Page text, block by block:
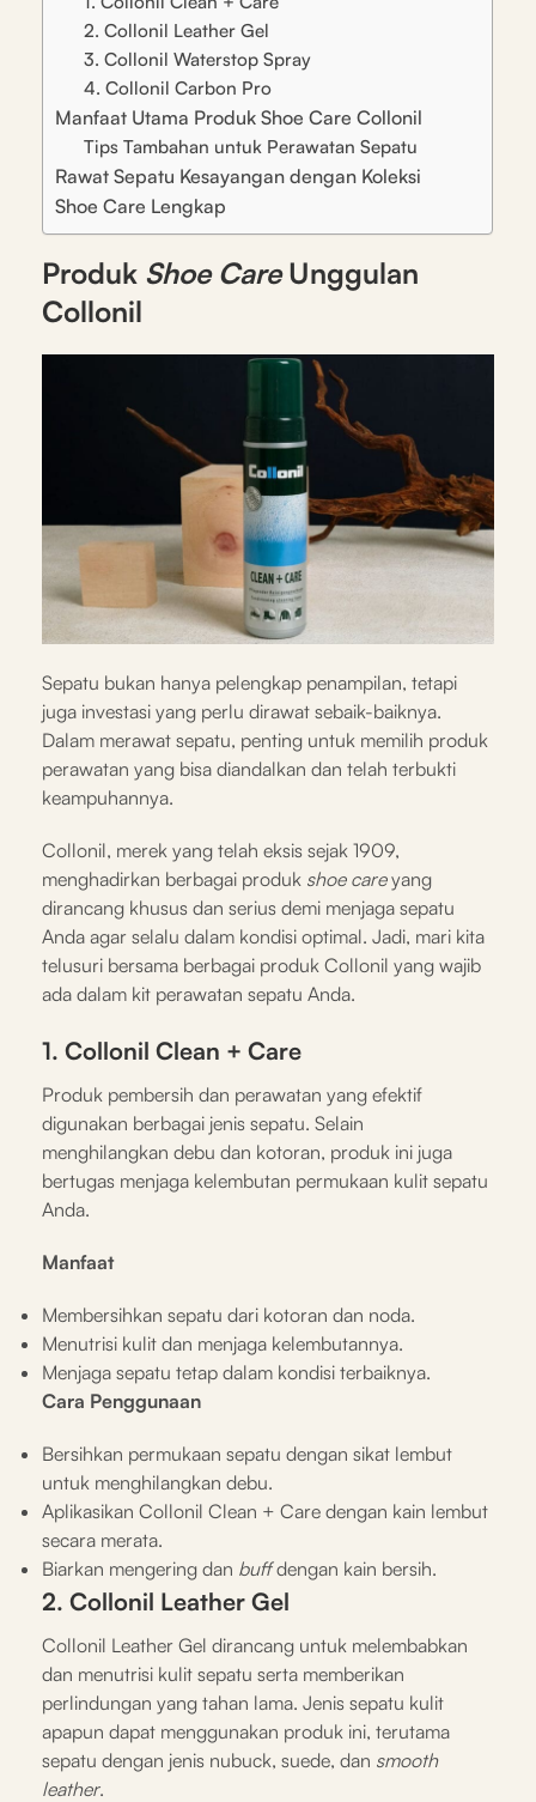
2. Collonil Leather Gel
3. Collonil Waterstop Spray
4. Collonil Carbon Pro
Manfaat Utama Produk Shoe Care Collonil
Tips Tambahan untuk Perawatan Sepatu
Rawat Sepatu Kesayangan dengan Koleksi
Shoe Care Lengkap
Produk Shoe CareUnggulan
Collonil
Sepatu bukan hanya pelengkap penampilan, tetapi
juga investasi yang perlu dirawat sebaik-baiknya.
Dalam merawat sepatu, penting untuk memilih produk
perawatan yang bisa diandalkan dan telah terbukti
keampuhannya.
Collonil, merek yang telah eksis sejak 1909,
menghadirkan berbagai produk shoe careyang
dirancang khusus dan serius demi menjaga sepatu
Anda agar selalu dalam kondisi optimal. Jadi, mari kita
telusuri bersama berbagai produk Collonil yang wajib
ada dalam kit perawatan sepatu Anda.
1. Collonil Clean + Care
Produk pembersih dan perawatan yang efektif
digunakan berbagai jenis sepatu. Selain
menghilangkan debu dan kotoran, produk ini juga
bertugas menjaga kelembutan permukaan kulit sepatu
Anda.
Manfaat
Membersihkan sepatu dari kotoran dan noda.
Menutrisi kulit dan menjaga kelembutannya.
Menjaga sepatu tetap dalam kondisi terbaiknya.
Cara Penggunaan
Bersihkan permukaan sepatu dengan sikat lembut
untuk menghilangkan debu.
Aplikasikan Collonil Clean + Care dengan kain lembut
secara merata.
Biarkan mengering dan buffdengan kain bersih.
2. Collonil Leather Gel
Collonil Leather Gel dirancang untuk melembabkan
dan menutrisi kulit sepatu serta memberikan
perlindungan yang tahan lama. Jenis sepatu kulit
apapun dapat menggunakan produk ini, terutama
sepatu dengan jenis nubuck, suede, dan smooth
leather.